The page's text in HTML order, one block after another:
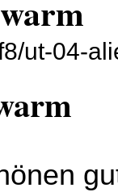
ut-04-